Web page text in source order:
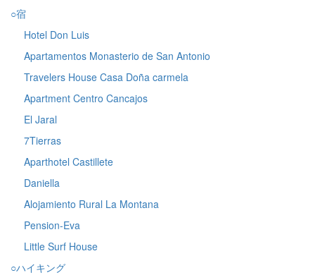
○宿
Hotel Don Luis
Apartamentos Monasterio de San Antonio
Travelers House Casa Doña carmela
Apartment Centro Cancajos
El Jaral
7Tierras
Aparthotel Castillete
Daniella
Alojamiento Rural La Montana
Pension-Eva
Little Surf House
○ハイキング